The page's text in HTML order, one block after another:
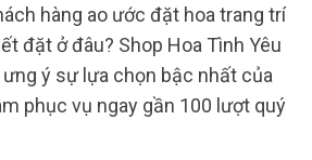
hàng ao ước đặt hoa trang trí
đặt ở đâu? Shop Hoa Tình Yêu
ý sự lựa chọn bậc nhất của
phục vụ ngay gần 100 lượt quý